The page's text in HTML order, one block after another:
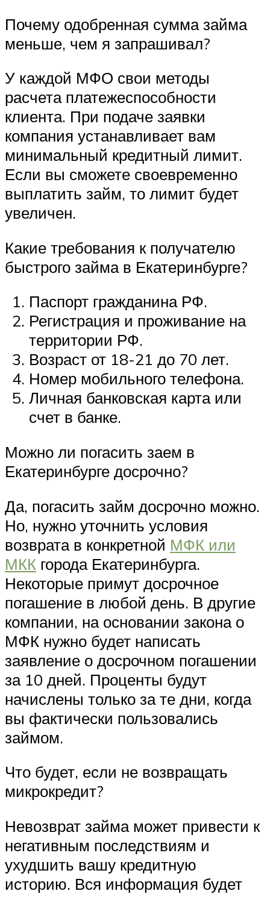
Почему одобренная сумма займа
меньше, чем я запрашивал?
У каждой МФО свои методы
расчета платежеспособности
клиента. При подаче заявки
компания устанавливает вам
минимальный кредитный лимит.
Если вы сможете своевременно
выплатить займ, то лимит будет
увеличен.
Какие требования к получателю
быстрого займа в Екатеринбурге?
Паспорт гражданина РФ.
Регистрация и проживание на
территории РФ.
Возраст от 18-21 до 70 лет.
Номер мобильного телефона.
Личная банковская карта или
счет в банке.
Можно ли погасить заем в
Екатеринбурге досрочно?
Да, погасить займ досрочно можно.
Но, нужно уточнить условия
возврата в конкретной МФК или
МКК города Екатеринбурга.
Некоторые примут досрочное
погашение в любой день. В другие
компании, на основании закона о
МФК нужно будет написать
заявление о досрочном погашении
за 10 дней. Проценты будут
начислены только за те дни, когда
вы фактически пользовались
займом.
Что будет, если не возвращать
микрокредит?
Невозврат займа может привести к
негативным последствиям и
ухудшить вашу кредитную
историю. Вся информация будет